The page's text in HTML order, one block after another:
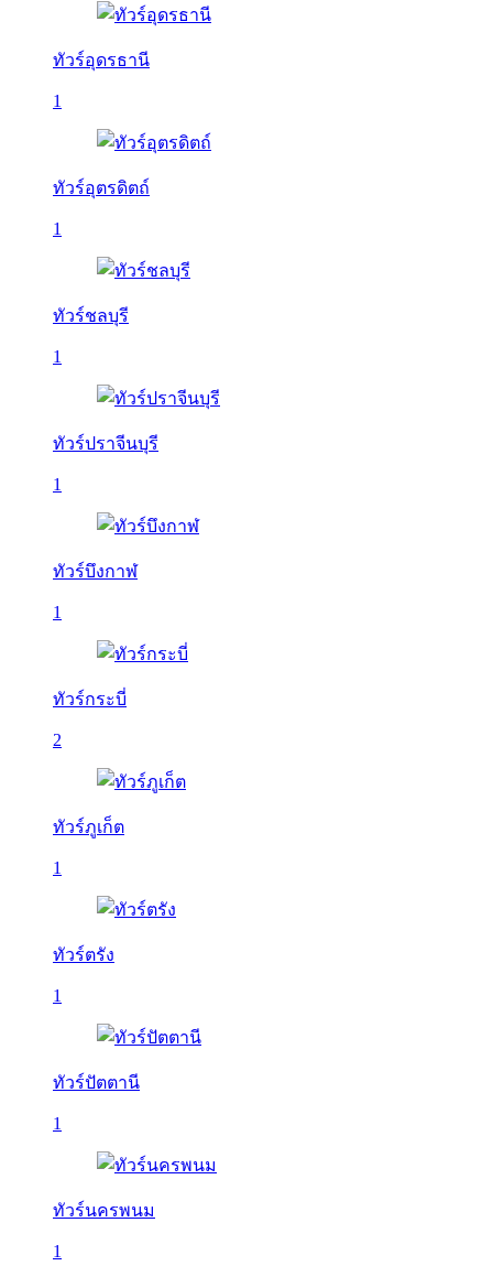
ทัวร์อุดรธานี
1
ทัวร์อุตรดิตถ์
1
ทัวร์ชลบุรี
1
ทัวร์ปราจีนบุรี
1
ทัวร์บึงกาฬ
1
ทัวร์กระบี่
2
ทัวร์ภูเก็ต
1
ทัวร์ตรัง
1
ทัวร์ปัตตานี
1
ทัวร์นครพนม
1